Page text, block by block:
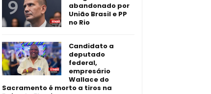
abandonado por
União Brasil e PP
no Rio
Candidato a
deputado
federal,
empresário
Wallace do
Sacramento é morto a tiros na